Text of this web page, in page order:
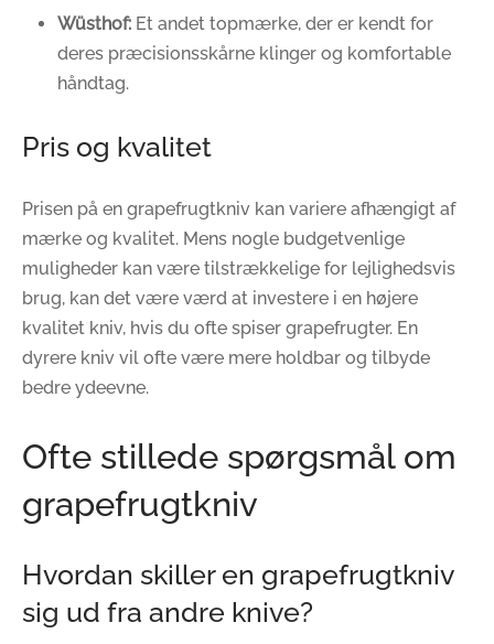
Wüsthof:Et andet topmærke, der er kendt for
deres præcisionsskårne klinger og komfortable
håndtag.
Pris og kvalitet
Prisen på en grapefrugtkniv kan variere afhængigt af
mærke og kvalitet. Mens nogle budgetvenlige
muligheder kan være tilstrækkelige for lejlighedsvis
brug, kan det være værd at investere i en højere
kvalitet kniv, hvis du ofte spiser grapefrugter. En
dyrere kniv vil ofte være mere holdbar og tilbyde
bedre ydeevne.
Ofte stillede spørgsmål om
grapefrugtkniv
Hvordan skiller en grapefrugtkniv
sig ud fra andre knive?